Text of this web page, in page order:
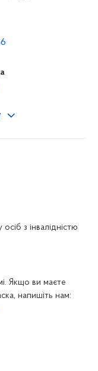
з інвалідністю
Якщо ви маєте
напишіть нам: